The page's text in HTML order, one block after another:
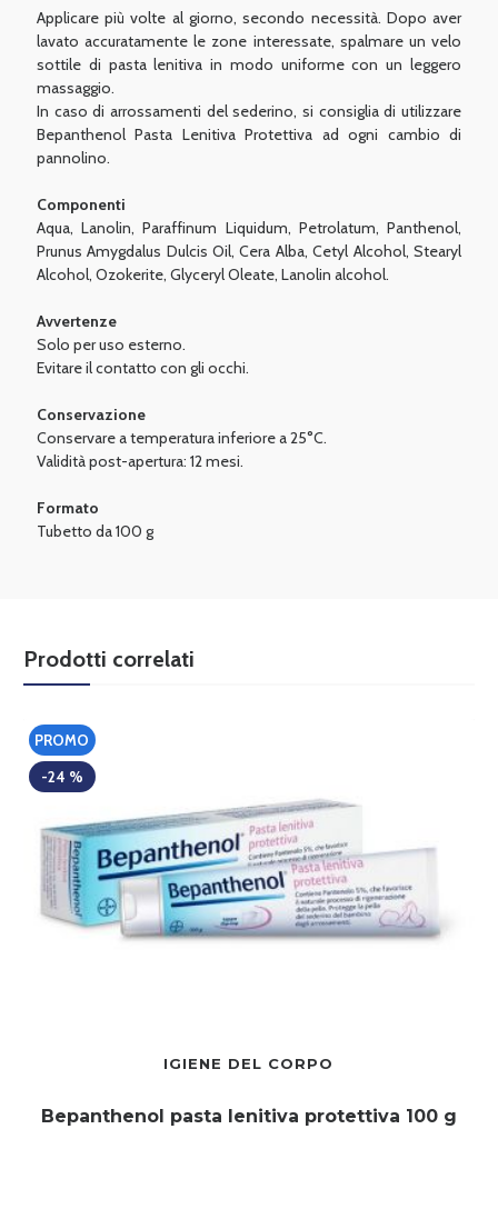
Applicare più volte al giorno, secondo necessità. Dopo aver
lavato accuratamente le zone interessate, spalmare un velo
sottile di pasta lenitiva in modo uniforme con un leggero
massaggio.
In caso di arrossamenti del sederino, si consiglia di utilizzare
Bepanthenol Pasta Lenitiva Protettiva ad ogni cambio di
pannolino.
Componenti
Aqua, Lanolin, Paraffinum Liquidum, Petrolatum, Panthenol,
Prunus Amygdalus Dulcis Oil, Cera Alba, Cetyl Alcohol, Stearyl
Alcohol, Ozokerite, Glyceryl Oleate, Lanolin alcohol.
Avvertenze
Solo per uso esterno.
Evitare il contatto con gli occhi.
Conservazione
Conservare a temperatura inferiore a 25°C.
Validità post-apertura: 12 mesi.
Formato
Tubetto da 100 g
Prodotti correlati
PROMO
-24 %
IGIENE DEL CORPO
Bepanthenol pasta lenitiva protettiva 100 g